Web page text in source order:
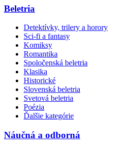
Beletria
Detektívky, trilery a horory
Sci-fi a fantasy
Komiksy
Romantika
Spoločenská beletria
Klasika
Historické
Slovenská beletria
Svetová beletria
Poézia
Ďalšie kategórie
Náučná a odborná